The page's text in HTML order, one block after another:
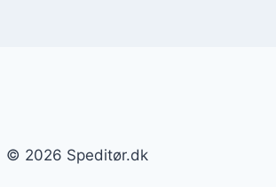
© 2026 Speditør.dk